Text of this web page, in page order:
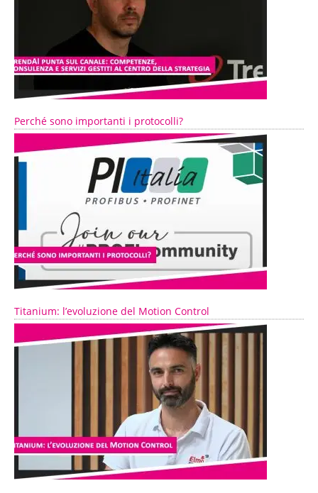
Perché sono importanti i protocolli?
Titanium: l’evoluzione del Motion Control